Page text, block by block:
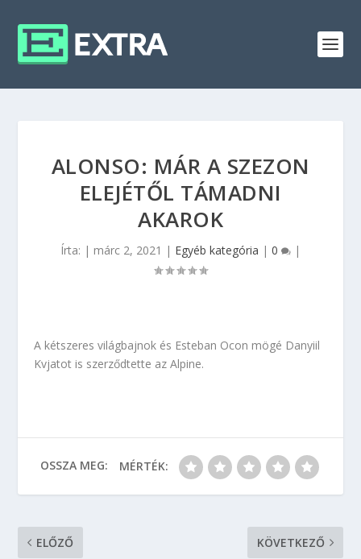
ALONSO: MÁR A SZEZON
ELEJÉTŐL TÁMADNI
AKAROK
Írta: | márc 2, 2021 | Egyéb kategória | 0 |
A kétszeres világbajnok és Esteban Ocon mögé Danyiil
Kvjatot is szerződtette az Alpine.
OSSZA MEG: MÉRTÉK:
ELŐZŐ KÖVETKEZŐ